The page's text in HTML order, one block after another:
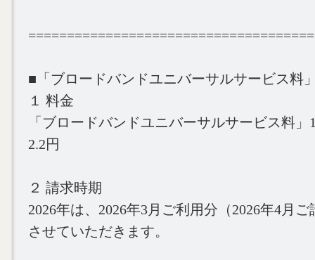
■「ブロードバンドユニバーサルサービス料
１ 料金
「ブロードバンドユニバーサルサービス料
2.2円
２ 請求時期
2026年は、2026年3月ご利用分（2026年4月
させていただきます。